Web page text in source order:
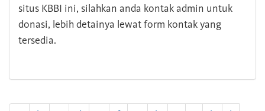
situs KBBI ini, silahkan anda kontak admin untuk
donasi, lebih detainya lewat form kontak yang
tersedia.